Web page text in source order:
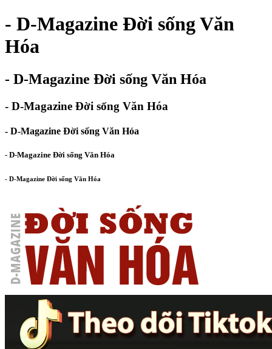
- D-Magazine Đời sống Văn
Hóa
- D-Magazine Đời sống Văn Hóa
- D-Magazine Đời sống Văn Hóa
- D-Magazine Đời sống Văn Hóa
- D-Magazine Đời sống Văn Hóa
- D-Magazine Đời sống Văn Hóa